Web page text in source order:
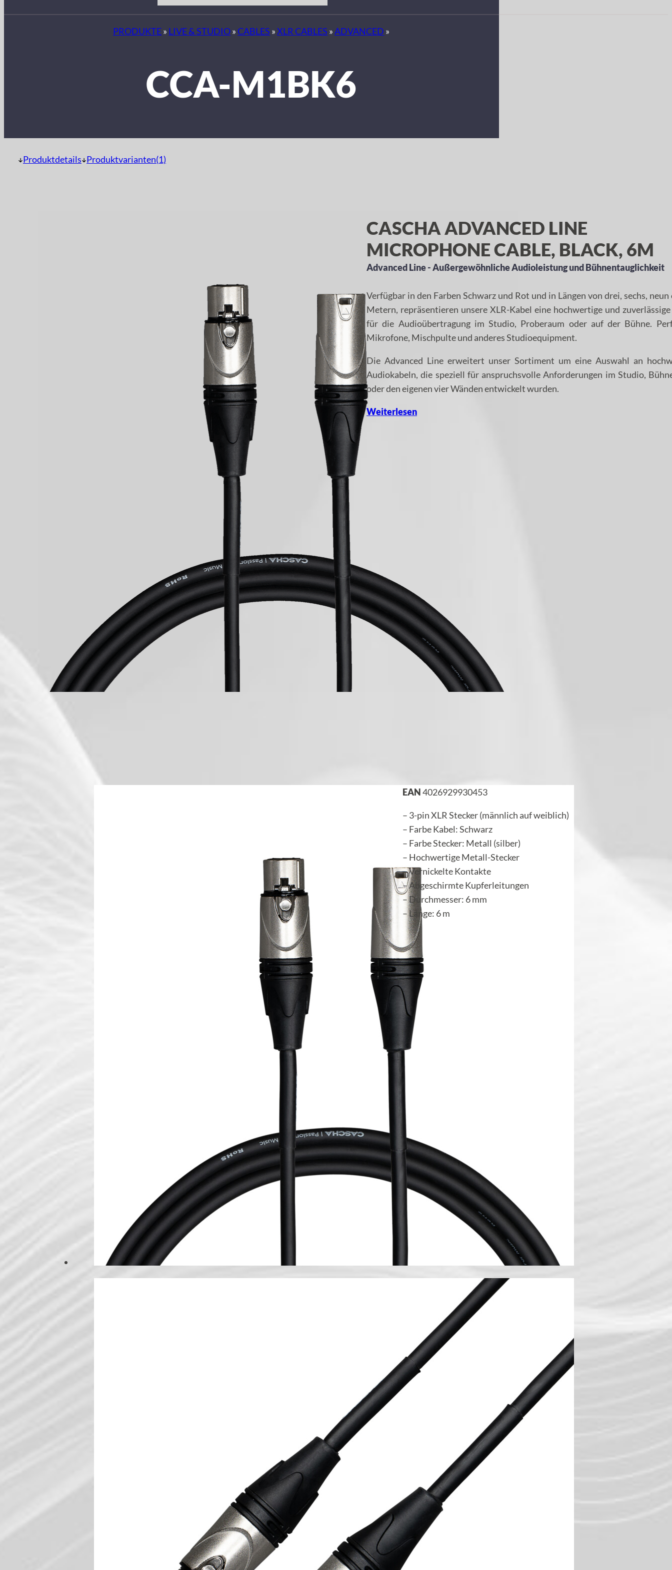
PRODUKTE» LIVE & STUDIO»CABLES »XLR CABLES »ADVANCED »
CCA-M1BK6
Produktdetails Produktvarianten(1)
CASCHA ADVANCED LINE
MICROPHONE CABLE, BLACK, 6M
Advanced Line - Außergewöhnliche Audioleistung und Bühnentauglichkeit
Verfügbar in den Farben Schwarz und Rot und in Längen von drei, sechs, neun
Metern, repräsentieren unsere XLR-Kabel eine hochwertige und zuverlässige
für die Audioübertragung im Studio, Proberaum oder auf der Bühne.
Mikrofone, Mischpulte und anderes Studioequipment.
Die Advanced Line erweitert unser Sortiment um eine Auswahl an
Audiokabeln, die speziell für anspruchsvolle Anforderungen im Studio,
oder den eigenen vier Wänden entwickelt wurden.
Weiterlesen
EAN4026929930453
– 3-pin XLR Stecker (männlich auf weiblich)
– Farbe Kabel: Schwarz
– Farbe Stecker: Metall (silber)
– Hochwertige Metall-Stecker
– Vernickelte Kontakte
– Abgeschirmte Kupferleitungen
– Durchmesser: 6 mm
– Länge: 6 m